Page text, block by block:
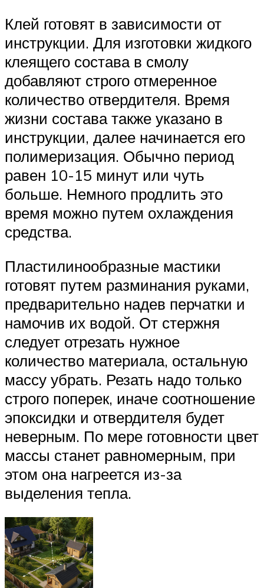
Клей готовят в зависимости от
инструкции. Для изготовки жидкого
клеящего состава в смолу
добавляют строго отмеренное
количество отвердителя. Время
жизни состава также указано в
инструкции, далее начинается его
полимеризация. Обычно период
равен 10-15 минут или чуть
больше. Немного продлить это
время можно путем охлаждения
средства.
Пластилинообразные мастики
готовят путем разминания руками,
предварительно надев перчатки и
намочив их водой. От стержня
следует отрезать нужное
количество материала, остальную
массу убрать. Резать надо только
строго поперек, иначе соотношение
эпоксидки и отвердителя будет
неверным. По мере готовности цвет
массы станет равномерным, при
этом она нагреется из-за
выделения тепла.